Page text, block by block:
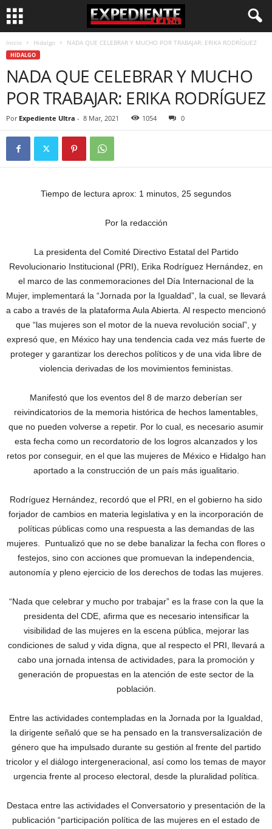
Inicio Hidalgo NADA QUE CELEBRAR Y MUCHO POR TRABAJAR: ERIKA RODRÍGUEZ
HIDALGO
NADA QUE CELEBRAR Y MUCHO
POR TRABAJAR: ERIKA RODRÍGUEZ
Por Expediente Ultra - 8 Mar, 2021 1054 0
Tiempo de lectura aprox: 1 minutos, 25 segundos
Por la redacción
La presidenta del Comité Directivo Estatal del Partido
Revolucionario Institucional (PRI), Erika Rodríguez Hernández, en
el marco de las conmemoraciones del Día Internacional de la
Mujer, implementará la “Jornada por la Igualdad”, la cual, se llevará
a cabo a través de la plataforma Aula Abierta. Al respecto mencionó
que “las mujeres son el motor de la nueva revolución social”, y
expresó que, en México hay una tendencia cada vez más fuerte de
proteger y garantizar los derechos políticos y de una vida libre de
violencia derivadas de los movimientos feministas.
Manifestó que los eventos del 8 de marzo deberían ser
reivindicatorios de la memoria histórica de hechos lamentables,
que no pueden volverse a repetir. Por lo cual, es necesario asumir
esta fecha como un recordatorio de los logros alcanzados y los
retos por conseguir, en el que las mujeres de México e Hidalgo han
aportado a la construcción de un país más igualitario.
Rodríguez Hernández, recordó que el PRI, en el gobierno ha sido
forjador de cambios en materia legislativa y en la incorporación de
políticas públicas como una respuesta a las demandas de las
mujeres. Puntualizó que no se debe banalizar la fecha con flores o
festejos, sino con acciones que promuevan la independencia,
autonomía y pleno ejercicio de los derechos de todas las mujeres.
“Nada que celebrar y mucho por trabajar” es la frase con la que la
presidenta del CDE, afirma que es necesario intensificar la
visibilidad de las mujeres en la escena pública, mejorar las
condiciones de salud y vida digna, que al respecto el PRI, llevará a
cabo una jornada intensa de actividades, para la promoción y
generación de propuestas en la atención de este sector de la
población.
Entre las actividades contempladas en la Jornada por la Igualdad,
la dirigente señaló que se ha pensado en la transversalización de
género que ha impulsado durante su gestión al frente del partido
tricolor y el diálogo intergeneracional, así como los temas de mayor
urgencia frente al proceso electoral, desde la pluralidad política.
Destaca entre las actividades el Conversatorio y presentación de la
publicación “participación política de las mujeres en el estado de